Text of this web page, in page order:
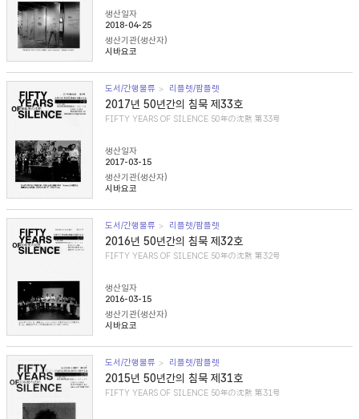
생산일자
2018-04-25
생산기관(생산자)
시바요코
도서/간행물류 리플렛/팜플렛
2017년 50년간의 침묵 제33호
FIFTY YEARS OF SILENCE 50年の沈黙 第33号
생산일자
2017-03-15
생산기관(생산자)
시바요코
도서/간행물류 리플렛/팜플렛
2016년 50년간의 침묵 제32호
FIFTY YEARS OF SILENCE 50年の沈黙 第32号
생산일자
2016-03-15
생산기관(생산자)
시바요코
도서/간행물류 리플렛/팜플렛
2015년 50년간의 침묵 제31호
FIFTY YEARS OF SILENCE 50年の沈黙 第31号